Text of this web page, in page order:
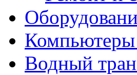
Компьютеры
Водный